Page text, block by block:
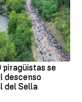
piragüistas se
descenso
del Sella